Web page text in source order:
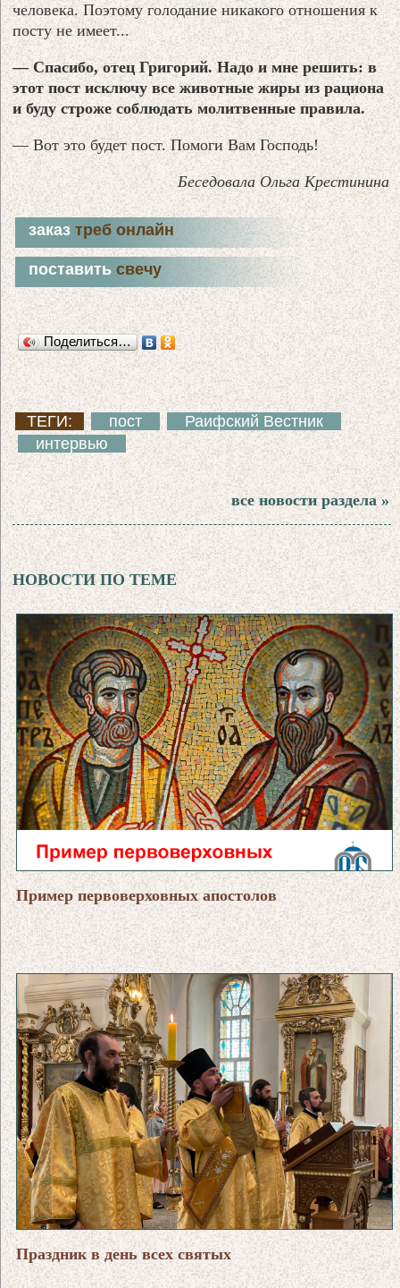
человека. Поэтому голодание никакого отношения к
посту не имеет...
— Спасибо, отец Григорий. Надо и мне решить: в
этот пост исключу все животные жиры из рациона
и буду строже соблюдать молитвенные правила.
— Вот это будет пост. Помоги Вам Господь!
Беседовала Ольга Крестинина
заказтреб онлайн
поставитьсвечу
Поделиться…
ТЕГИ: пост
Раифский Вестник
интервью
все новости раздела »
НОВОСТИ ПО ТЕМЕ
Пример первоверховных апостолов
Праздник в день всех святых